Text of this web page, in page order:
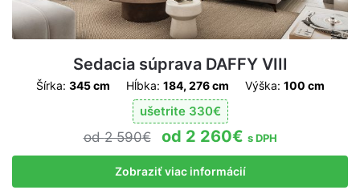
Sedacia súprava DAFFY VIII
Šírka: 345 cm Hĺbka: 184, 276 cm Výška: 100 cm
ušetrite 330€
2 590€ 2 260€ s DPH
Zobraziť viac informácií